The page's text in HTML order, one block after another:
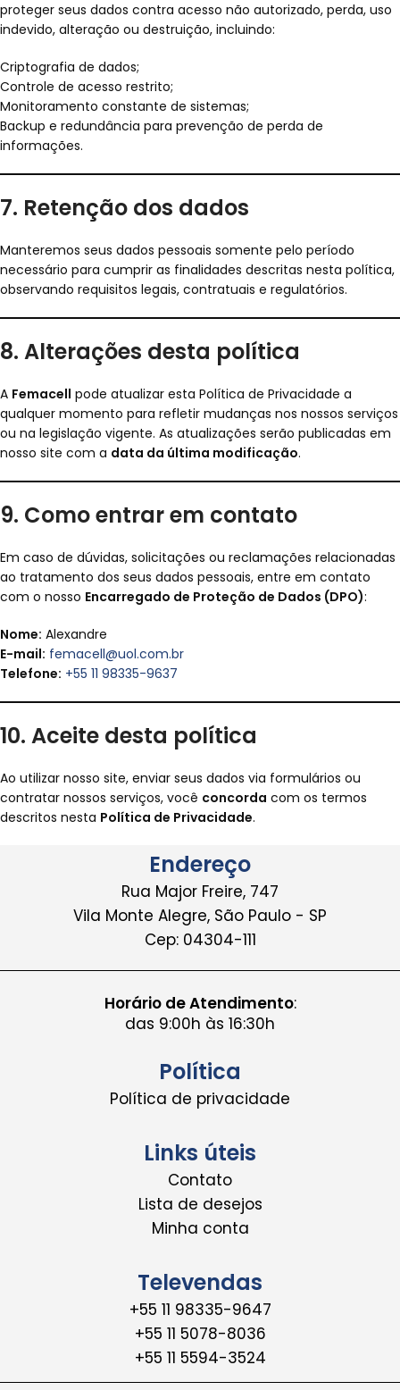
proteger seus dados contra acesso não autorizado, perda, uso
indevido, alteração ou destruição, incluindo:
Criptografia de dados;
Controle de acesso restrito;
Monitoramento constante de sistemas;
Backup e redundância para prevenção de perda de
informações.
7. Retenção dos dados
Manteremos seus dados pessoais somente pelo período
necessário para cumprir as finalidades descritas nesta política,
observando requisitos legais, contratuais e regulatórios.
8. Alterações desta política
A Femacell pode atualizar esta Política de Privacidade a
qualquer momento para refletir mudanças nos nossos serviços
ou na legislação vigente. As atualizações serão publicadas em
nosso site com a data da última modificação.
9. Como entrar em contato
Em caso de dúvidas, solicitações ou reclamações relacionadas
ao tratamento dos seus dados pessoais, entre em contato
com o nosso Encarregado de Proteção de Dados (DPO):
Nome: Alexandre
E-mail: femacell@uol.com.br
Telefone: +55 11 98335-9637
10. Aceite desta política
Ao utilizar nosso site, enviar seus dados via formulários ou
contratar nossos serviços, você concorda com os termos
descritos nesta Política de Privacidade.
Endereço
Rua Major Freire, 747
Vila Monte Alegre, São Paulo - SP
Cep: 04304-111
Horário de Atendimento:
das 9:00h às 16:30h
Política
Política de privacidade
Links úteis
Contato
Lista de desejos
Minha conta
Televendas
+55 11 98335-9647
+55 11 5078-8036
+55 11 5594-3524